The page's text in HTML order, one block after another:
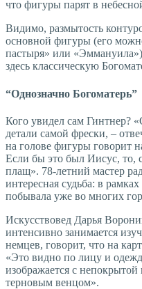
что фигуры парят в
Видимо, размытость
основной фигуры (его
пастыря» или
здесь классическую
“Однозначно Богоматерь”
Кого увидел сам Гинтнер?
детали самой фрески, –
на голове фигуры говорит
Если бы это был Иисус, то,
плащ». 78-летний мастер
интересная судьба: в
побывала уже во многих
Искусствовед Дарья
интенсивно занимается
немцев, говорит, что на
«Это видно по лицу и
изображается с
терновым венцом».